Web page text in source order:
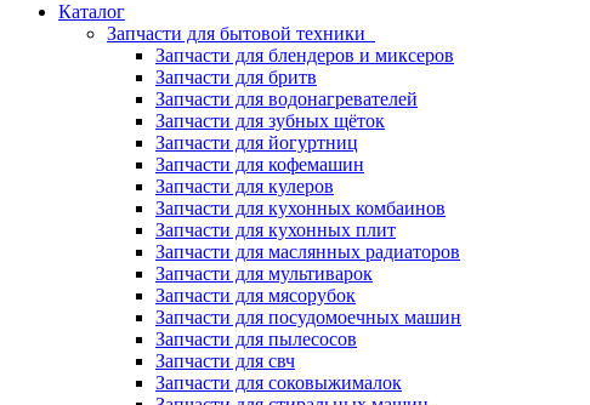
Каталог
Запчасти для бытовой техники
Запчасти для блендеров и миксеров
Запчасти для бритв
Запчасти для водонагревателей
Запчасти для зубных щёток
Запчасти для йогуртниц
Запчасти для кофемашин
Запчасти для кулеров
Запчасти для кухонных комбаинов
Запчасти для кухонных плит
Запчасти для маслянных радиаторов
Запчасти для мультиварок
Запчасти для мясорубок
Запчасти для посудомоечных машин
Запчасти для пылесосов
Запчасти для свч
Запчасти для соковыжималок